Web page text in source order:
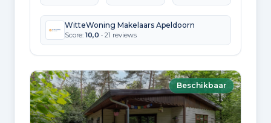
WitteWoning Makelaars Apeldoorn
Score: 10,0 • 21 reviews
Beschikbaar